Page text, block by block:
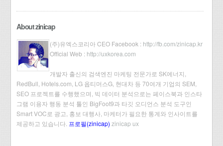
About zinicap
(주)유엑스코리아 CEO Facebook : http://fb.com/zinicap.kr
Official Web : http://uxkorea.com
개발자 출신의 검색엔진 마케팅 전문가로 SK에너지,
RedBull, Hotels.com, LG 옵티머스G, 현대차 등 70여개 기업의 SEM,
SEO 프로젝트를 수행했으며, 빅 데이터 분석으로는 페이스북과 인스타
그램 이용자 행동 분석 툴인 BigFoot9과 타깃 오디언스 분석 도구인
Smart VOC로 광고, 홍보 대행사, 마케터가 필요한 통계와 인사이트를
제공하고 있습니다. 프로필(zinicap) zinicap ux